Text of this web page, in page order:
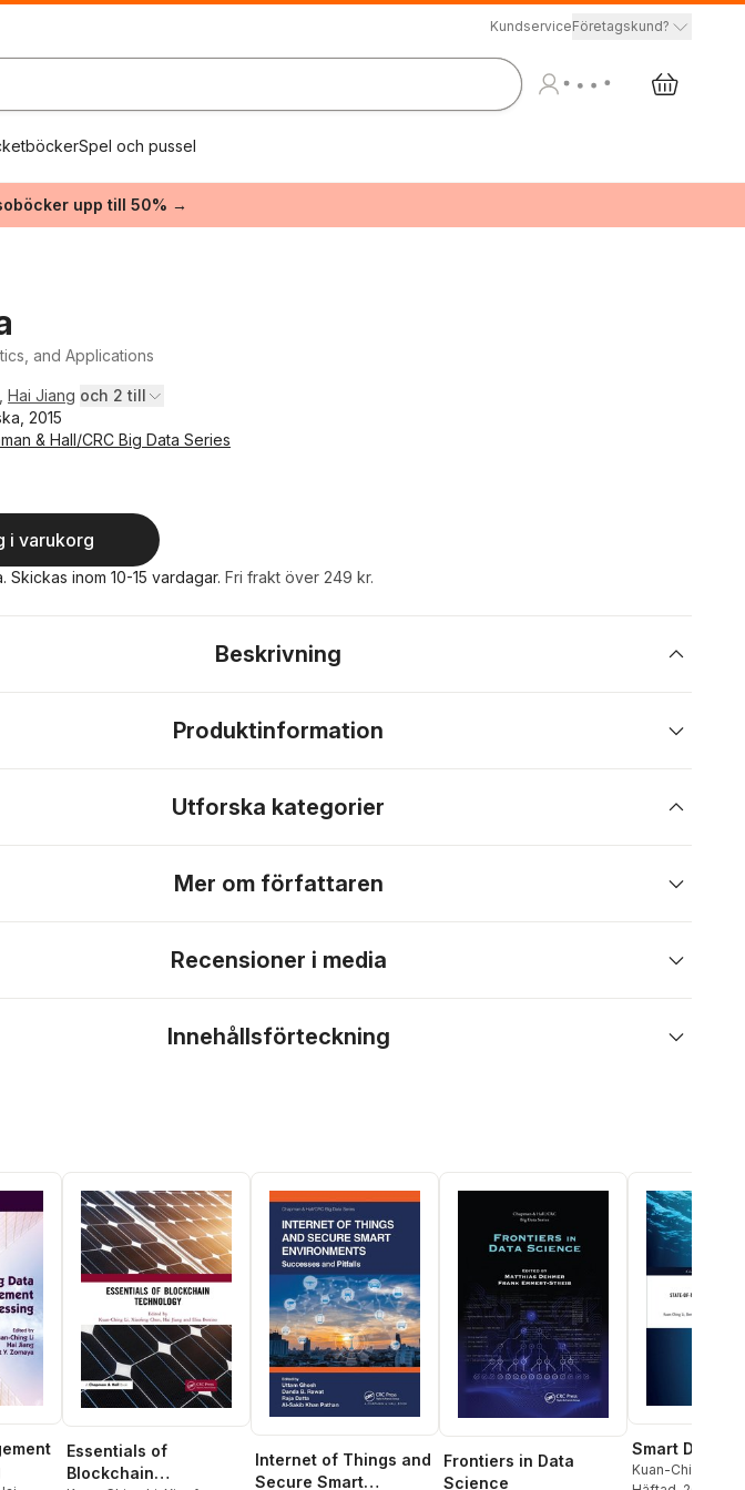
KundserviceFöretagskund?
Spel och pussel
upp till 50% →
and Applications
Hai Jiang och 2 till
2015
& Hall/CRC Big Data Series
i varukorg
Skickas inom 10-15 vardagar. Fri frakt över 249 kr.
Beskrivning
Produktinformation
Utforska kategorier
Mer om författaren
Recensioner i media
Innehållsförteckning
Essentials of
Blockchain
Internet of Things and
Secure Smart
Frontiers in Data
Science
Smart Data
Kuan-Ching Li